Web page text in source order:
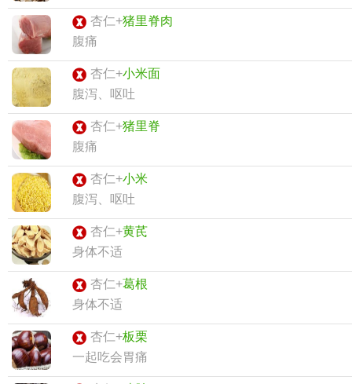
杏仁+猪里脊肉
腹痛
杏仁+小米面
腹泻、呕吐
杏仁+猪里脊
腹痛
杏仁+小米
腹泻、呕吐
杏仁+黄芪
身体不适
杏仁+葛根
身体不适
杏仁+板栗
一起吃会胃痛